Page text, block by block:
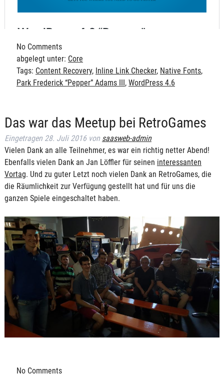
NoComments
abgelegt unter: Core
Tags: Content Recovery, Inline Link Checker, Native Fonts,
Park Frederick “Pepper” Adams III, WordPress 4.6
Das war das Meetup bei RetroGames
Eingetragen 28. Juli 2016 von saasweb-admin
Vielen Dank an alle Teilnehmer, es war ein richtig netter Abend!
Ebenfalls vielen Dank an Jan Löffler für seinen interessanten
Vortag. Und zu guter Letzt noch vielen Dank an RetroGames, die
die Räumlichkeit zur Verfügung gestellt hat und für uns die
ganzen Spiele eingeschaltet haben.
NoComments